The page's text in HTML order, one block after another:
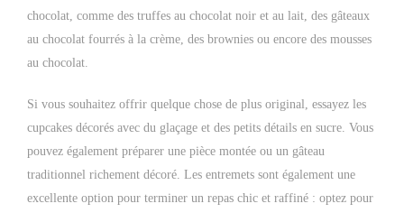
chocolat, comme des truffes au chocolat noir et au lait, des gâteaux
au chocolat fourrés à la crème, des brownies ou encore des mousses
au chocolat.
Si vous souhaitez offrir quelque chose de plus original, essayez les
cupcakes décorés avec du glaçage et des petits détails en sucre. Vous
pouvez également préparer une pièce montée ou un gâteau
traditionnel richement décoré. Les entremets sont également une
excellente option pour terminer un repas chic et raffiné : optez pour